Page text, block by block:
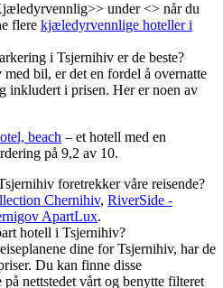
under <> når du
flere kjæledyrvennlige hoteller i
i Tsjernihiv er de beste?
bil, er det en fordel å overnatte
inkludert i prisen. Her er noen av
beach – et hotell med en
på 9,2 av 10.
foretrekker våre reisende?
Chernihiv, RiverSide -
ApartLux.
hotell i Tsjernihiv?
dine for Tsjernihiv, har de
Du kan finne disse
på nettstedet vårt og benytte filteret